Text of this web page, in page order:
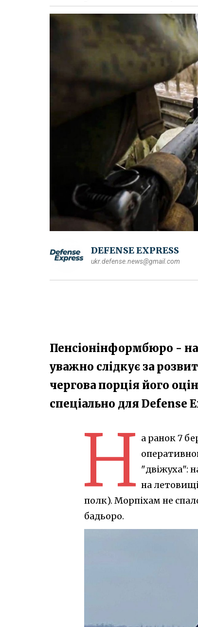
DEFENSE EXPRESS
ukr.defense.news@gmail.com
Пенсіонінформбюро -
уважно слідкує за
чергова порція його
спеціально для Defense
Н а ранок 7
"двіжуха":
на
полк). Морпіхам не
бадьоро.